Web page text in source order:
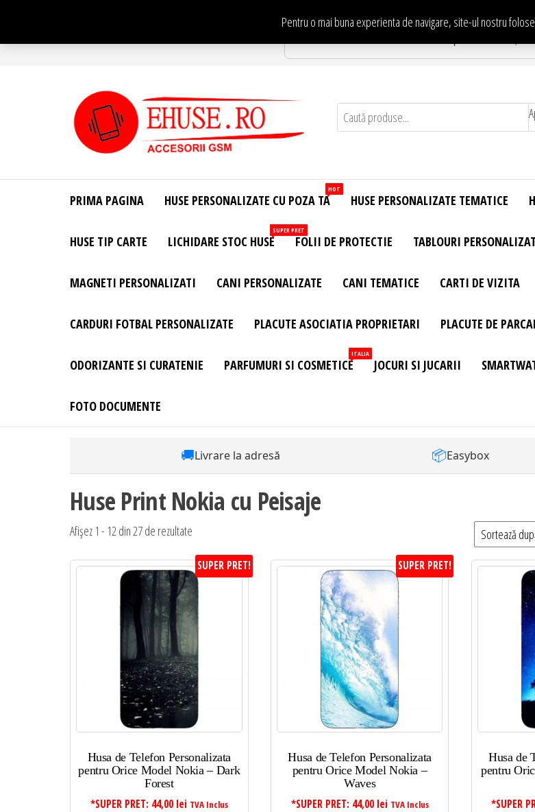
conținut
Pentru o mai buna experienta de navigare, site-ul nostru
Te asteptam in Showroom
Site Oficial .
Huse
Personalizate
Huse
Personalizate
Telefon –
– Accesorii
PRIMA PAGINA HUSE PERSONALIZATE CU POZA TA
HOT
HUSE PERSONALIZATE TEMATICE
HUSE TIP CARTE LICHIDARE STOC HUSE
SUPER PRET
FOLII DE PROTECTIE TABLOURI
MAGNETI PERSONALIZATI CANI PERSONALIZATE CANI TEMATICE CARTI DE VIZITA
CARDURI FOTBAL PERSONALIZATE PLACUTE ASOCIATIA PROPRIETARI PLACUTE DE
ODORIZANTE SI CURATENIE PARFUMURI SI COSMETICE
ITALIA
JOCURI SI JUCARII
FOTO DOCUMENTE
🚚Livrare la adresă 📦Easybox
Huse Print Nokia cu Peisaje
Afișez 1 - 12 din 27 de rezultate
preț:
de
la
mic
la
mare
SUPER PRET!
Husa de Telefon Personalizata
pentru Orice Model Nokia – Dark
Forest
*SUPER PRET: 44,00 lei TVA Inclus
SUPER PRET!
Husa de Telefon Personalizata
pentru Orice Model Nokia –
Waves
*SUPER PRET: 44,00 lei TVA Inclus
Husa de
pentru
*SUPER